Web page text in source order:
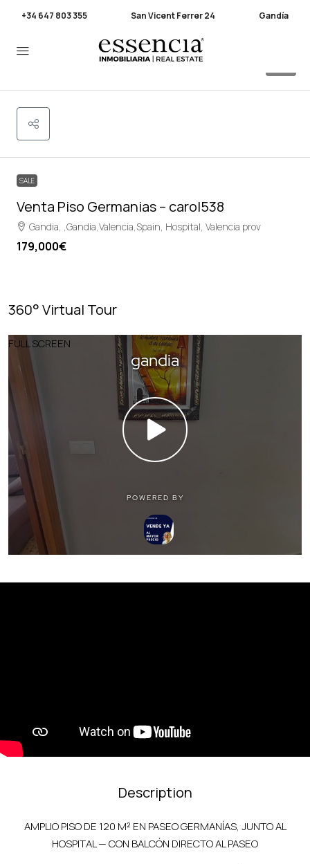
+34 647 803 355 San Vicent Ferrer 24 Gandía
SALE
Venta Piso Germanias – carol538
Gandia, ,Gandia,Valencia,Spain, Hospital, Valencia prov
179,000€
360° Virtual Tour
FULL SCREEN
Description
AMPLIO PISO DE 120 M² EN PASEO GERMANÍAS, JUNTO AL
HOSPITAL — CON BALCÓN DIRECTO AL PASEO